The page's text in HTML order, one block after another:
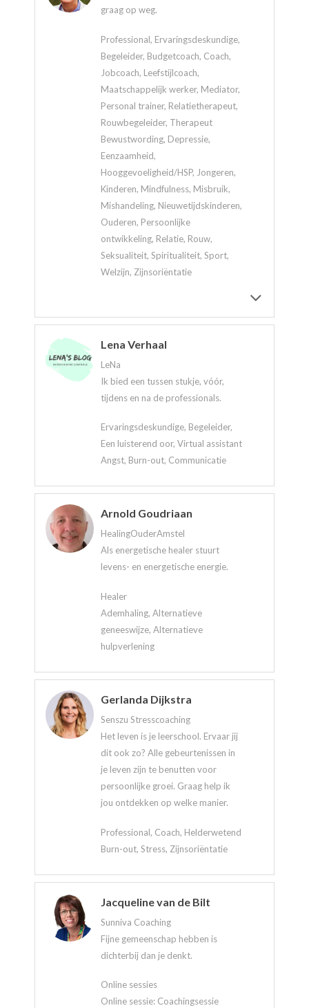
graag op weg.
Professional, Ervaringsdeskundige,
Begeleider, Budgetcoach, Coach,
Jobcoach, Leefstijlcoach,
Maatschappelijk werker, Mediator,
Personal trainer, Relatietherapeut,
Rouwbegeleider, Therapeut
Bewustwording, Depressie,
Eenzaamheid,
Hooggevoeligheid/HSP, Jongeren,
Kinderen, Mindfulness, Misbruik,
Mishandeling, Nieuwetijdskinderen,
Ouderen, Persoonlijke
ontwikkeling, Relatie, Rouw,
Seksualiteit, Spiritualiteit, Sport,
Welzijn, Zijnsoriëntatie
Lena Verhaal
LeNa
Ik bied een tussen stukje, vóór,
tijdens en na de professionals.
Ervaringsdeskundige, Begeleider,
Een luisterend oor, Virtual assistant
Angst, Burn-out, Communicatie
Arnold Goudriaan
HealingOuderAmstel
Als energetische healer stuurt
levens- en energetische energie.
Healer
Ademhaling, Alternatieve
geneeswijze, Alternatieve
hulpverlening
Gerlanda Dijkstra
Senszu Stresscoaching
Het leven is je leerschool. Ervaar jij
dit ook zo? Alle gebeurtenissen in
je leven zijn te benutten voor
persoonlijke groei. Graag help ik
jou ontdekken op welke manier.
Professional, Coach, Helderwetend
Burn-out, Stress, Zijnsoriëntatie
Jacqueline van de Bilt
Sunniva Coaching
Fijne gemeenschap hebben is
dichterbij dan je denkt.
Online sessies
Online sessie: Coachingsessie